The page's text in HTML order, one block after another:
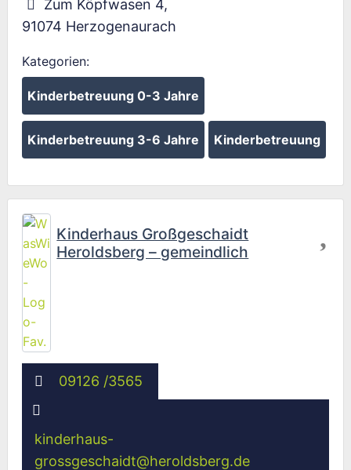
Zum Köpfwasen 4,
91074 Herzogenaurach
Kategorien:
Kinderbetreuung 0-3 Jahre
Kinderbetreuung 3-6 Jahre Kinderbetreuung
Kinderhaus Großgeschaidt
Heroldsberg – gemeindlich
09126 /3565
kinderhaus-
grossgeschaidt@heroldsberg.de